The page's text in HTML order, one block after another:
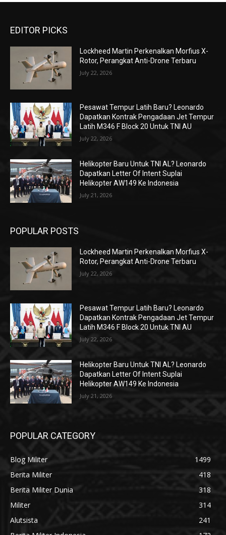
EDITOR PICKS
Lockheed Martin Perkenalkan Morfius X-
Rotor, Perangkat Anti-Drone Terbaru
July 22, 2026
Pesawat Tempur Latih Baru? Leonardo
Dapatkan Kontrak Pengadaan Jet Tempur
Latih M346 F Block 20 Untuk TNI AU
July 22, 2026
Helikopter Baru Untuk TNI AL? Leonardo
Dapatkan Letter Of Intent Suplai
Helikopter AW149 Ke Indonesia
July 21, 2026
POPULAR POSTS
Lockheed Martin Perkenalkan Morfius X-
Rotor, Perangkat Anti-Drone Terbaru
July 22, 2026
Pesawat Tempur Latih Baru? Leonardo
Dapatkan Kontrak Pengadaan Jet Tempur
Latih M346 F Block 20 Untuk TNI AU
July 22, 2026
Helikopter Baru Untuk TNI AL? Leonardo
Dapatkan Letter Of Intent Suplai
Helikopter AW149 Ke Indonesia
July 21, 2026
POPULAR CATEGORY
Blog Militer
1499
Berita Militer
418
Berita Militer Dunia
318
Militer
314
Alutsista
241